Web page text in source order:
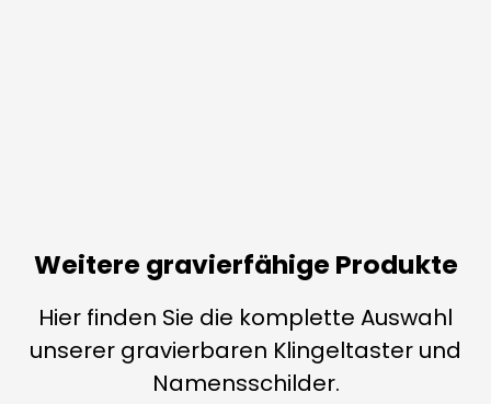
Weitere gravierfähige Produkte
Hier finden Sie die komplette Auswahl
unserer gravierbaren Klingeltaster und
Namensschilder.